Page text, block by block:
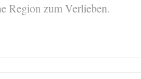
Region zum Verlieben.